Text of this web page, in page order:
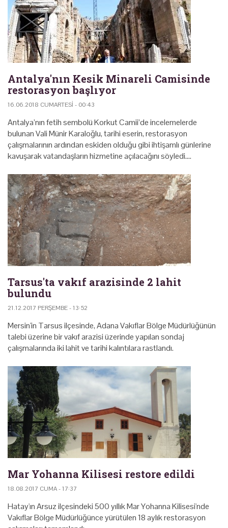
Antalya'nın Kesik Minareli Camisinde
restorasyon başlıyor
16.06.2018 CUMARTESI - 00:43
Antalya’nın fetih sembolü Korkut Camii’de incelemelerde
bulunan Vali Münir Karaloğlu, tarihi eserin, restorasyon
çalışmalarının ardından eskiden olduğu gibi ihtişamlı günlerine
kavuşarak vatandaşların hizmetine açılacağını söyledi.…
Tarsus'ta vakıf arazisinde 2 lahit
bulundu
21.12.2017 PERŞEMBE - 13:52
Mersin'in Tarsus ilçesinde, Adana Vakıflar Bölge Müdürlüğünün
talebi üzerine bir vakıf arazisi üzerinde yapılan sondaj
çalışmalarında iki lahit ve tarihi kalıntılara rastlandı.
Mar Yohanna Kilisesi restore edildi
18.08.2017 CUMA - 17:37
Hatay'ın Arsuz ilçesindeki 500 yıllık Mar Yohanna Kilisesi'nde
Vakıflar Bölge Müdürlüğünce yürütülen 18 aylık restorasyon